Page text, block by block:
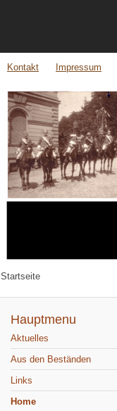
Kontakt Impressum
Startseite
Hauptmenu
Aktuelles
Aus den Beständen
Links
Home